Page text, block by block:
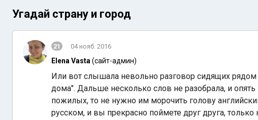
Аравийское море
Угадай страну и город
21 04 нояб. 2016
Elena Vasta (сайт-админ)
Или вот слышала невольно разговор сидящих
дома". Дальше несколько слов не разобрала, и
пожилых, то не нужно им морочить голову
русском, и вы прекрасно поймете друг друга,